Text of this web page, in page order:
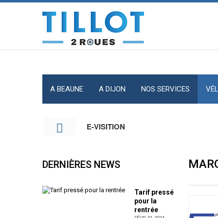
A BEAUNE A DIJON NOS SERVICES
E-VISITION
DERNIÈRES NEWS
Tarif pressé
pour la
rentrée
Panneau de gestion des cookies